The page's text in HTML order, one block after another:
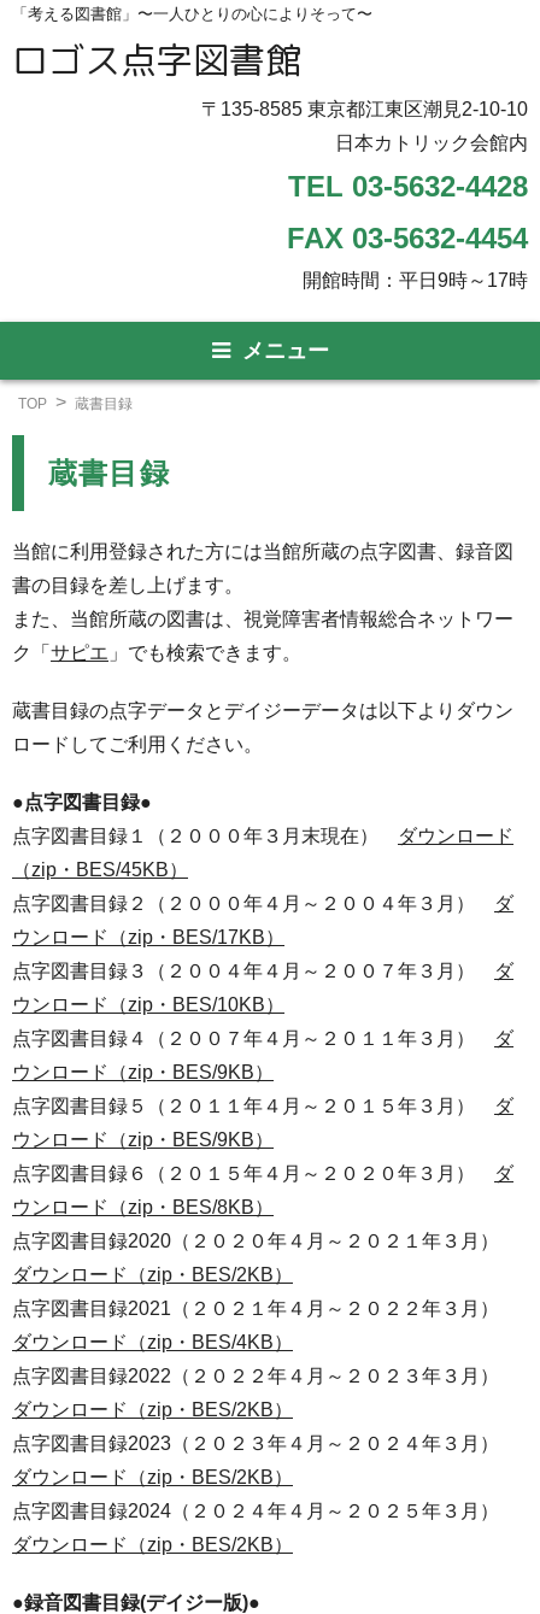
「考える図書館」〜一人ひとりの心によりそって〜
ロゴス点字図書館
〒135-8585 東京都江東区潮見2-10-10
日本カトリック会館内
TEL 03-5632-4428
FAX 03-5632-4454
開館時間：平日9時～17時
メニュー
TOP 蔵書目録
蔵書目録
当館に利用登録された方には当館所蔵の点字図書、録音図
書の目録を差し上げます。
また、当館所蔵の図書は、視覚障害者情報総合ネットワー
ク「 サピエ 」でも検索できます。
蔵書目録の点字データとデイジーデータは以下よりダウン
ロードしてご利用ください。
●点字図書目録●
点字図書目録１（２０００年３月末現在）
ダウンロード
（zip・BES/45KB）
点字図書目録２（２０００年４月～２００４年３月）
ダ
ウンロード（zip・BES/17KB）
点字図書目録３（２００４年４月～２００７年３月）
ダ
ウンロード（zip・BES/10KB）
点字図書目録４（２００７年４月～２０１１年３月）
ダ
ウンロード（zip・BES/9KB）
点字図書目録５（２０１１年４月～２０１５年３月）
ダ
ウンロード（zip・BES/9KB）
点字図書目録６（２０１５年４月～２０２０年３月）
ダ
ウンロード（zip・BES/8KB）
点字図書目録2020（２０２０年４月～２０２１年３月）
ダウンロード（zip・BES/2KB）
点字図書目録2021（２０２１年４月～２０２２年３月）
ダウンロード（zip・BES/4KB）
点字図書目録2022（２０２２年４月～２０２３年３月）
ダウンロード（zip・BES/2KB）
点字図書目録2023（２０２３年４月～２０２４年３月）
ダウンロード（zip・BES/2KB）
点字図書目録2024（２０２４年４月～２０２５年３月）
ダウンロード（zip・BES/2KB）
●録音図書目録(デイジー版)●